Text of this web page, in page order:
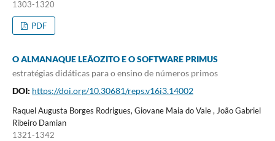
1303-1320
PDF
O ALMANAQUE LEÃOZITO E O SOFTWARE PRIMUS
estratégias didáticas para o ensino de números primos
DOI: https://doi.org/10.30681/reps.v16i3.14002
Raquel Augusta Borges Rodrigues, Giovane Maia do Vale , João Gabriel
Ribeiro Damian
1321-1342